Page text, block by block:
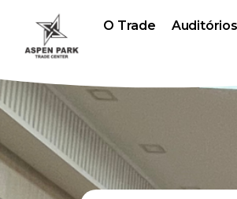
O Trade Auditórios